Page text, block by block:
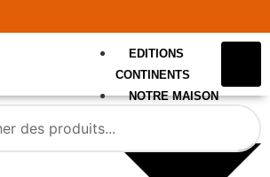
EDITIONS
CONTINENTS
NOTRE MAISON